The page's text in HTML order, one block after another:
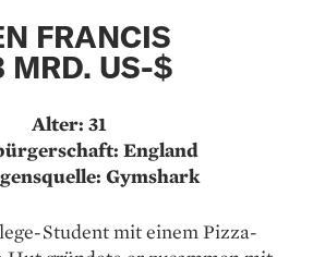
FRANCIS
MRD. US-$
Alter: 31
England
Gymshark
Student mit einem Pizza-